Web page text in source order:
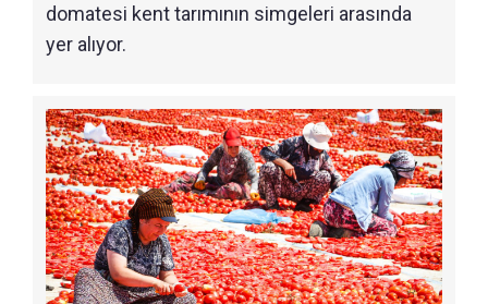
domatesi kent tarımının simgeleri arasında
yer alıyor.